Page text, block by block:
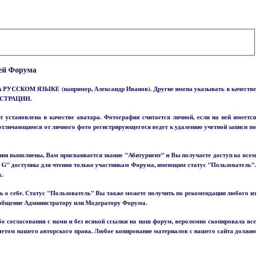
Форума
ЯЗЫКЕ (например, Александр Иванов). Другие имена указывать в качестве
в качестве аватара. Фотография считается личной, если на ней имеется
от личного фото регистрирующегося ведет к удалению учетной записи по
выполнены, Вам присваивается звание "Абитуриент" и Вы получаете доступ ко всем
доступны для чтения только участникам Форума, имеющим статус "Пользователь".
о себе. Статус "Пользователь" Вы также можете получить по рекомендации любого из
Администратору или Модератору Форума.
согласования с нами и без всякой ссылки на наш форум, вероломно скопировала все
нашего авторского права. Любое копирование материалов с нашего сайта должно